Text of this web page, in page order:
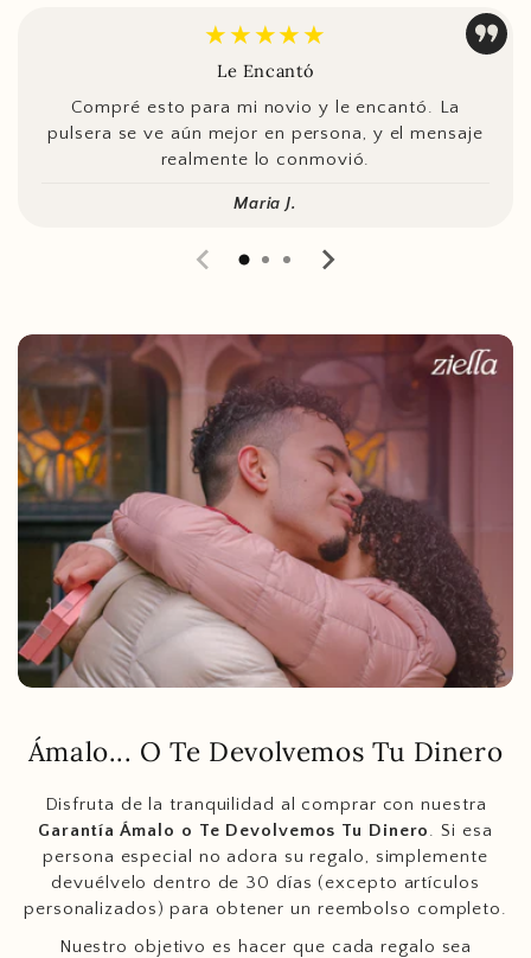
★★★★★
Le Encantó
Compré esto para mi novio y le encantó. La
pulsera se ve aún mejor en persona, y el mensaje
realmente lo conmovió.
Maria J.
Ámalo... O Te Devolvemos Tu Dinero
Disfruta de la tranquilidad al comprar con nuestra
Garantía Ámalo o Te Devolvemos Tu Dinero. Si esa
persona especial no adora su regalo, simplemente
devuélvelo dentro de 30 días (excepto artículos
personalizados) para obtener un reembolso completo.
Nuestro objetivo es hacer que cada regalo sea